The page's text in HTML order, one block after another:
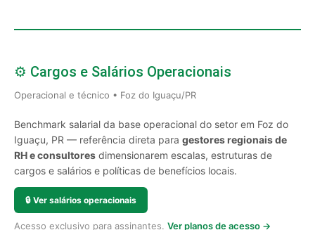
⚙️ Cargos e Salários Operacionais
Operacional e técnico • Foz do Iguaçu/PR
Benchmark salarial da base operacional do setor em Foz do
Iguaçu, PR — referência direta para gestores regionais de
RH e consultores dimensionarem escalas, estruturas de
cargos e salários e políticas de benefícios locais.
🔒 Ver salários operacionais
Acesso exclusivo para assinantes. Ver planos de acesso →